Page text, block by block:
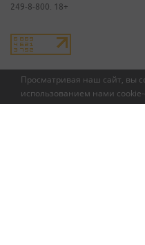
Просматривая наш сайт, вы
использованием нами
249-8-800. 18+